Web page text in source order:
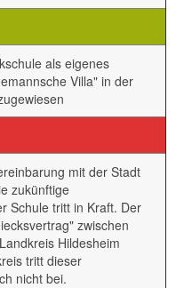
als eigenes
Villa" in der
mit der Stadt
zukünftige
Schule tritt in Kraft. Der
zwischen
Hildesheim
tritt dieser
nicht bei.